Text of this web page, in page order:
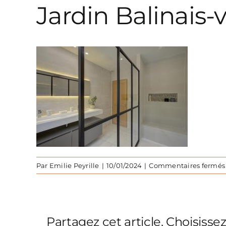
Jardin Balinais-
Par Emilie Peyrille | 10/01/2024 | Commentaires fermés
Partagez cet article,